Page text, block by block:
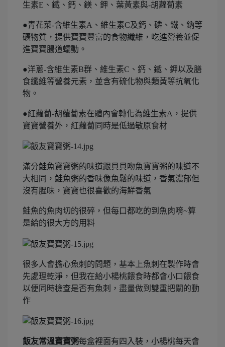
生素E、鐵、鈣、鎂、鉀、葉黃素與-胡蘿蔔素
●青花菜-含維生素A、維生素C及鈣、磷、鐵、鈉等
礦物質，提供寶寶豐富的食物纖維，吃進營養並促
進寶寶腸道蠕動。
●洋蔥-含維生素B群、維生素C、鈣、鐵、鉀以及膳
食纖維等營養元素，並含有硫化物與類黃等抗氧化
物。
●紅蘿蔔-胡蘿蔔素在體內會轉化為維生素A，提供
寶寶營養外，紅蘿蔔同時是低過敏原食材
滿分鮭魚寶寶粥的味道跟貝貝吻魚寶寶粥的味道不
大相同，鮭魚粥的香味像魚鬆的味道，香氣濃郁但
沒有腥味，寶寶也很喜歡的海鮮香氣
鮭魚的魚肉切的很碎，但每口都吃的到魚肉唷~算
是給的很大方的用料
很多人會擔心魚刺的問題，基本上魚刺在製作時會
先處理乾淨，但我在給小楊桃餵食時都會小口餵食
以便同時檢查是否有魚刺，盡量做到雙重把關的動
作
飯友常溫寶寶粥每盒裡面有四入裝，小楊桃每天會